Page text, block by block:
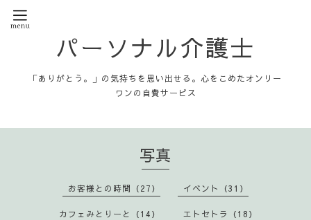
パーソナル介護士
「ありがとう。」の気持ちを思い出せる。心をこめたオンリー
ワンの自費サービス
写真
お客様との時間（27） イベント（31）
カフェみとりーと（14） エトセトラ（18）